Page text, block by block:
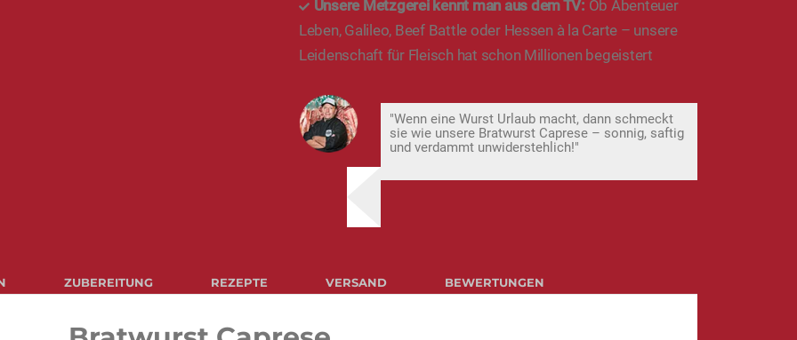
Unsere Metzgerei kennt man aus dem TV: Ob Abenteuer
Leben, Galileo, Beef Battle oder Hessen à la Carte – unsere
Leidenschaft für Fleisch hat schon Millionen begeistert
"Wenn eine Wurst Urlaub macht, dann schmeckt
sie wie unsere Bratwurst Caprese – sonnig, saftig
und verdammt unwiderstehlich!"
ZUBEREITUNG REZEPTE VERSAND BEWERTUNGEN